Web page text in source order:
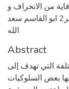
من الانحراف و
الاجرام-كلية العلوم الاجتماعية-جامعة الجزائر2 ابو القاسم سعد
الله
Abstract
التي تهدف إلى
بعض السلوكيات